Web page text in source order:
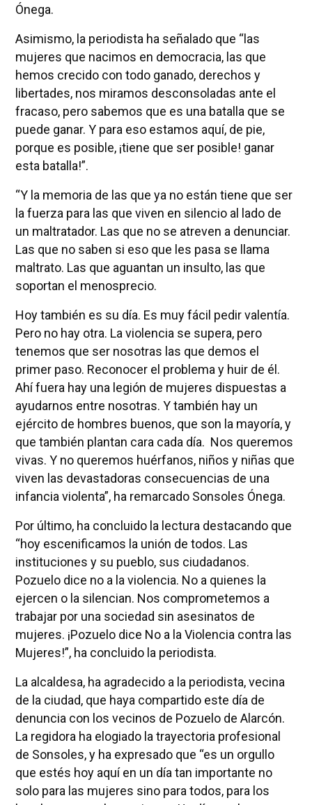
Ónega.
Asimismo, la periodista ha señalado que “las
mujeres que nacimos en democracia, las que
hemos crecido con todo ganado, derechos y
libertades, nos miramos desconsoladas ante el
fracaso, pero sabemos que es una batalla que se
puede ganar. Y para eso estamos aquí, de pie,
porque es posible, ¡tiene que ser posible! ganar
esta batalla!”.
“Y la memoria de las que ya no están tiene que ser
la fuerza para las que viven en silencio al lado de
un maltratador. Las que no se atreven a denunciar.
Las que no saben si eso que les pasa se llama
maltrato. Las que aguantan un insulto, las que
soportan el menosprecio.
Hoy también es su día. Es muy fácil pedir valentía.
Pero no hay otra. La violencia se supera, pero
tenemos que ser nosotras las que demos el
primer paso. Reconocer el problema y huir de él.
Ahí fuera hay una legión de mujeres dispuestas a
ayudarnos entre nosotras. Y también hay un
ejército de hombres buenos, que son la mayoría, y
que también plantan cara cada día. Nos queremos
vivas. Y no queremos huérfanos, niños y niñas que
viven las devastadoras consecuencias de una
infancia violenta”, ha remarcado Sonsoles Ónega.
Por último, ha concluido la lectura destacando que
“hoy escenificamos la unión de todos. Las
instituciones y su pueblo, sus ciudadanos.
Pozuelo dice no a la violencia. No a quienes la
ejercen o la silencian. Nos comprometemos a
trabajar por una sociedad sin asesinatos de
mujeres. ¡Pozuelo dice No a la Violencia contra las
Mujeres!”, ha concluido la periodista.
La alcaldesa, ha agradecido a la periodista, vecina
de la ciudad, que haya compartido este día de
denuncia con los vecinos de Pozuelo de Alarcón.
La regidora ha elogiado la trayectoria profesional
de Sonsoles, y ha expresado que “es un orgullo
que estés hoy aquí en un día tan importante no
solo para las mujeres sino para todos, para los